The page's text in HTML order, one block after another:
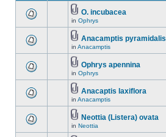
O. incubacea
in Ophrys
Anacamptis pyramidalis
in Anacamptis
Ophrys apennina
in Ophrys
Anacaptis laxiflora
in Anacamptis
Neottia (Listera) ovata
in Neottia